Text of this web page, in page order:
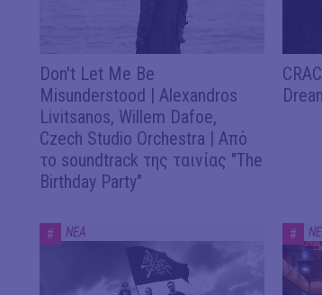
Don't Let Me Be
Misunderstood | Alexandros
Livitsanos, Willem Dafoe,
Czech Studio Orchestra | Από
το soundtrack της ταινίας "The
Birthday Party"
# ΝΕΑ #